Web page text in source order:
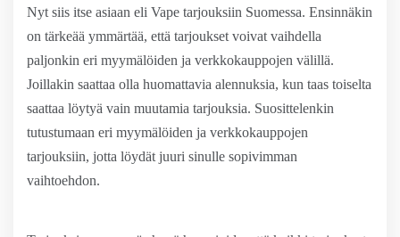
Nyt siis itse asiaan eli Vape tarjouksiin Suomessa. Ensinnäkin
on tärkeää ymmärtää, että tarjoukset voivat vaihdella
paljonkin eri myymälöiden ja verkkokauppojen välillä.
Joillakin saattaa olla huomattavia alennuksia, kun taas toiselta
saattaa löytyä vain muutamia tarjouksia. Suosittelenkin
tutustumaan eri myymälöiden ja verkkokauppojen
tarjouksiin, jotta löydät juuri sinulle sopivimman
vaihtoehdon.